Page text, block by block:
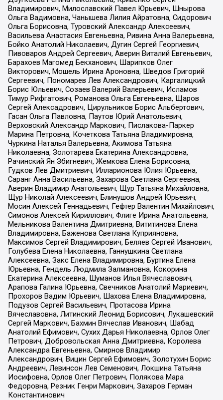
Владимирович, Милославский Павел Юрьевич, Шнырова
Ольга Вадимовна, Чанышева Лилия Айратовна, Сидорович
Ольга Борисовна, Туровский Александр Алексеевич,
Васильева Анастасия Евгеньевна, Ривина Анна Валерьевна,
Бойко Анатолий Николаевич, Дугин Сергей Георгиевич,
Пивоваров Андрей Сергеевич, Аверин Виталий Евгеньевич,
Барахоев Магомед Бекханович, Шарипков Олег
Викторович, Мошель Ирина Ароновна, Шведов Григорий
Сергеевич, Пономарев Лев Александрович, Каргалицкий
Борис Юльевич, Созаев Валерий Валерьевич, Исламов
Тимур Рифгатович, Романова Ольга Евгеньевна, Щаров
Сергей Алексадрович, Цирульников Борис Альбертович,
Гасан Ольга Павловна, Паутов Юрий Анатольевич,
Верховский Александр Маркович, Пислакова-Паркер
Марина Петровна, Кочеткова Татьяна Владимировна,
Чуркина Наталья Валерьевна, Акимова Татьяна
Николаевна, Золотарева Екатерина Александровна,
Рачинский Ян Збигневич, Жемкова Елена Борисовна,
Гудков Лев Дмитриевич, Илларионова Юлия Юрьевна,
Саранг Анна Васильевна, Захарова Светлана Сергеевна,
Аверин Владимир Анатольевич, Щур Татьяна Михайловна,
Щур Николай Алексеевич, Блинушов Андрей Юрьевич,
Мосин Алексей Геннадьевич, Гефтер Валентин Михайлович,
Симонов Алексей Кириллович, Флиге Ирина Анатольевна,
Мельникова Валентина Дмитриевна, Вититинова Елена
Владимировна, Баженова Светлана Куприяновна,
Максимов Сергей Владимирович, Беляев Сергей Иванович,
Голубева Елена Николаевна, Ганнушкина Светлана
Алексеевна, Закс Елена Владимировна, Буртина Елена
Юрьевна, Гендель Людмила Залмановна, Кокорина
Екатерина Алексеевна, Шуманов Илья Вячеславович,
Арапова Галина Юрьевна, Свечников Анатолий Мариевич,
Прохоров Вадим Юрьевич, Шахова Елена Владимировна,
Подузов Сергей Васильевич, Протасова Ирина
Вячеславовна, Литинский Леонид Борисович, Лукашевский
Сергей Маркович, Бахмин Вячеслав Иванович, Шабад
Анатолий Ефимович, Сухих Дарья Николаевна, Орлов Олег
Петрович, Добровольская Анна Дмитриевна, Королева
Александра Евгеньевна, Смирнов Владимир
Александрович, Вицин Сергей Ефимович, Золотухин Борис
Андреевич, Левинсон Лев Семенович, Локшина Татьяна
Иосифовна, Орлов Олег Петрович, Полякова Мара
Федоровна, Резник Генри Маркович, Захаров Герман
Константинович